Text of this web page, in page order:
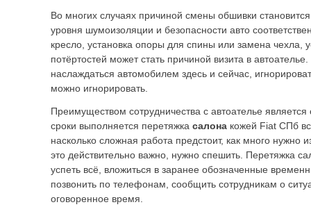
Во многих случаях причиной смены обшивки
уровня шумоизоляции и безопасности авто
кресло, установка опоры для спины или замена чехла,
потёртостей может стать причиной визита в
наслаждаться автомобилем здесь и сейчас,
можно игнорировать.
Преимуществом сотрудничества с автоателье
сроки выполняется перетяжка салона кожей Fiat СПб
насколько сложная работа предстоит, как много нужно
это действительно важно, нужно спешить. Перетяжка
успеть всё, вложиться в заранее обозначенные
позвонить по телефонам, сообщить сотрудникам о
оговоренное время.